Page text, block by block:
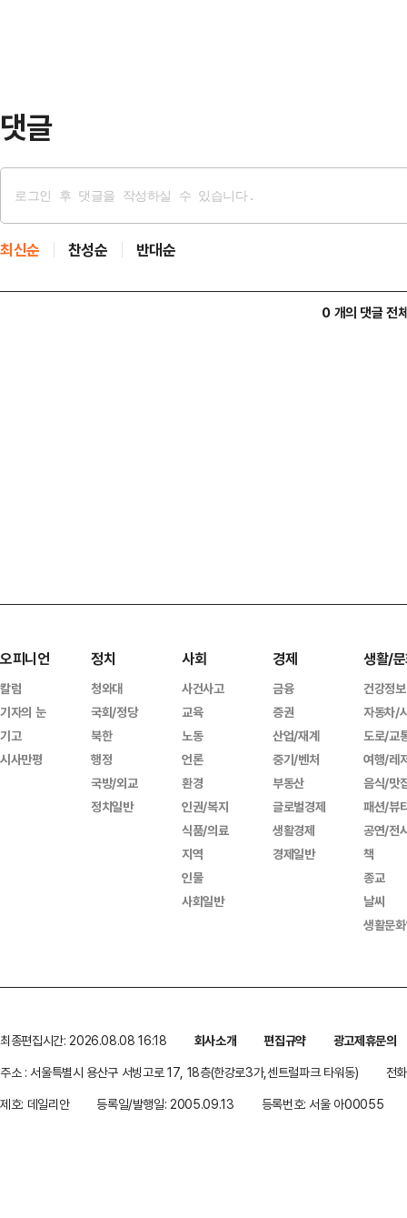
댓글
최신순 찬성순 반대순
0 개의 댓글 전
오피니언
칼럼
기자의 눈
기고
시사만평
정치
청와대
국회/정당
북한
행정
국방/외교
정치일반
사회
사건사고
교육
노동
언론
환경
인권/복지
식품/의료
지역
인물
사회일반
경제
금융
증권
산업/재계
중기/벤처
부동산
글로벌경제
생활경제
경제일반
생활/
건강정보
자동차/
도로/교
여행/레
음식/맛
패션/뷰
공연/전
책
종교
날씨
생활문
최종편집시간: 2026.08.08 16:18 회사소개 편집규약
광고제휴문의
주소 : 서울특별시 용산구 서빙고로 17, 18층(한강로3가,센트럴파크 타워동)
전
제호: 데일리안
등록일/발행일: 2005.09.13 등록번호: 서울 아00055